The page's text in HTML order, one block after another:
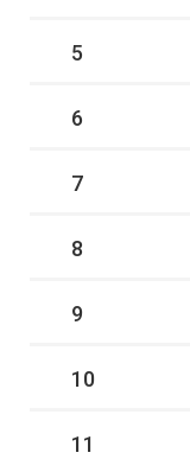
5
6
7
8
9
10
11